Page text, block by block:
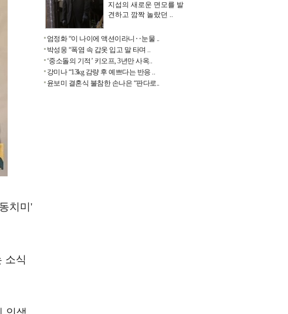
치미'
소식
지섭의 새로운 면모를 발
견하고 깜짝 놀랐던 ..
엄정화 “이 나이에 액션이라니‥눈물 ..
박성웅 “폭염 속 갑옷 입고 말 타며 ..
‘중소돌의 기적’ 키오프, 3년만 사옥..
강미나 “13kg 감량 후 예쁘다는 반응 ..
윤보미 결혼식 불참한 손나은 “판다로..